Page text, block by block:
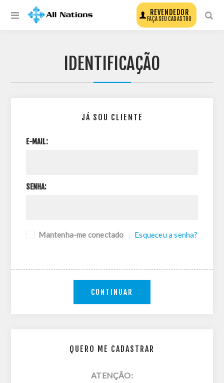
REVENDEDOR
FAÇA SEU CADASTRO
IDENTIFICAÇÃO
QUERO ME CADASTRAR
ATENÇÃO:
JÁ SOU CLIENTE
E-MAIL:
SENHA:
Mantenha-me conectado Esqueceu a senha?
CONTINUAR